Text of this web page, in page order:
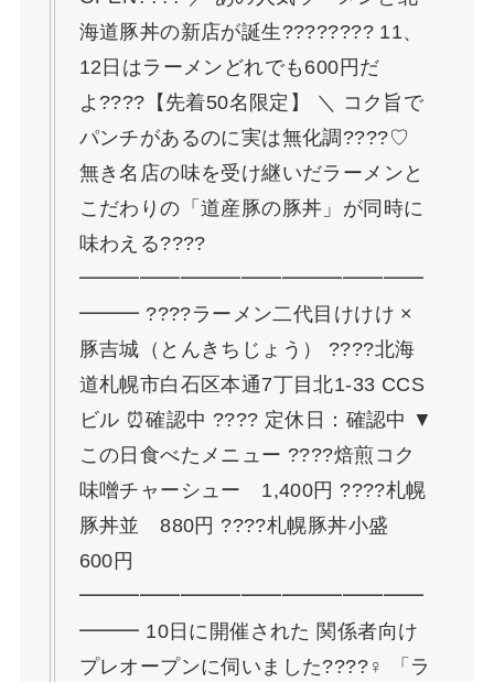
海道豚丼の新店が誕生???????? 11、
12日はラーメンどれでも600円だ
よ????【先着50名限定】 ＼ コク旨で
パンチがあるのに実は無化調????♡
無き名店の味を受け継いだラーメンと
こだわりの「道産豚の豚丼」が同時に
味わえる????
━━━━━━━━━━━━━━━━━
━━━ ????ラーメン二代目けけけ ×
豚吉城（とんきちじょう） ????北海
道札幌市白石区本通7丁目北1-33 CCS
ビル ⏰確認中 ???? 定休日：確認中 ▼
この日食べたメニュー ????焙煎コク
味噌チャーシュー 1,400円 ????札幌
豚丼並 880円 ????札幌豚丼小盛
600円
━━━━━━━━━━━━━━━━━
━━━ 10日に開催された 関係者向け
プレオープンに伺いました????‍♀️ 「ラ